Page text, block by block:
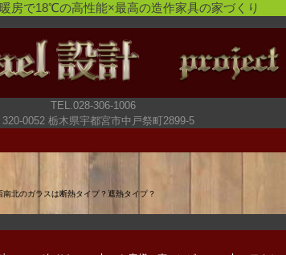
房で18℃の高性能×最高の造作家具の家づくり
TEL.028-306-1006
320-0052 栃木県宇都宮市中戸祭町2899-5
南北のガラスは断熱タイプ？遮熱タイプ？